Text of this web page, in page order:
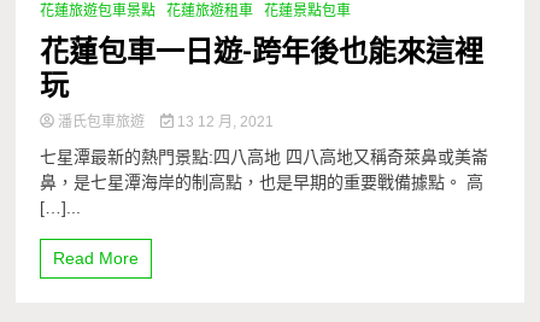
花蓮旅遊包車景點
花蓮旅遊租車 花蓮景點包車
花蓮包車一日遊-跨年後也能來這裡
玩
潘氏包車旅遊 13 12 月, 2021
七星潭最新的熱門景點:四八高地 四八高地又稱奇萊鼻或美崙
鼻，是七星潭海岸的制高點，也是早期的重要戰備據點。 高
[…]...
Read More